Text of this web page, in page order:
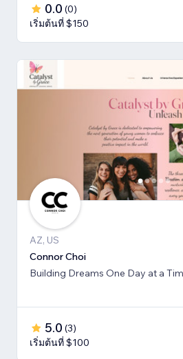
0.0 (0)
เริ่มต้นที่ $150
AZ, US
Connor Choi
Building Dreams One Day at a
5.0 (3)
เริ่มต้นที่ $100